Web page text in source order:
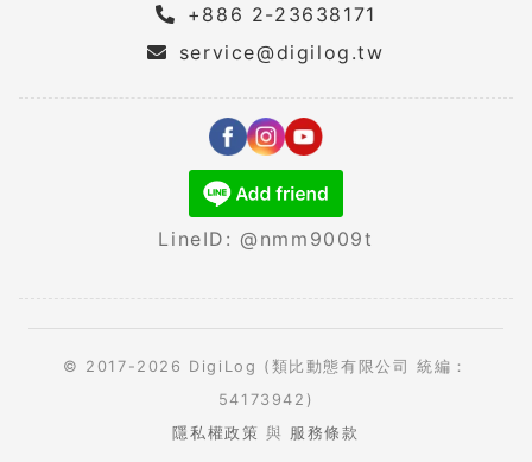
+886 2-23638171
service@digilog.tw
LineID: @nmm9009t
© 2017-2026 DigiLog (類比動態有限公司 統編：
54173942)
隱私權政策 與 服務條款